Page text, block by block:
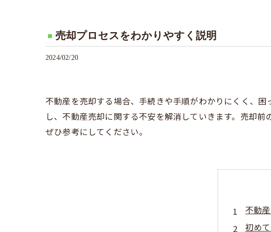
売却プロセスをわかりやすく説明
2024/02/20
不動産を売却する場合、手続きや手順がわかりにくく、
し、不動産売却に関する不安を解消していきます。売却
ぜひ参考にしてください。
不動
初め